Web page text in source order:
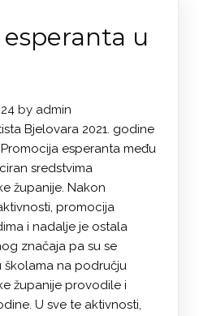
u
by admin
Bjelovara 2021. godine
esperanta među
sredstvima
županije. Nakon
promocija
i nadalje je ostala
značaja pa su se
školama na području
županije provodile i
U sve te aktivnosti,